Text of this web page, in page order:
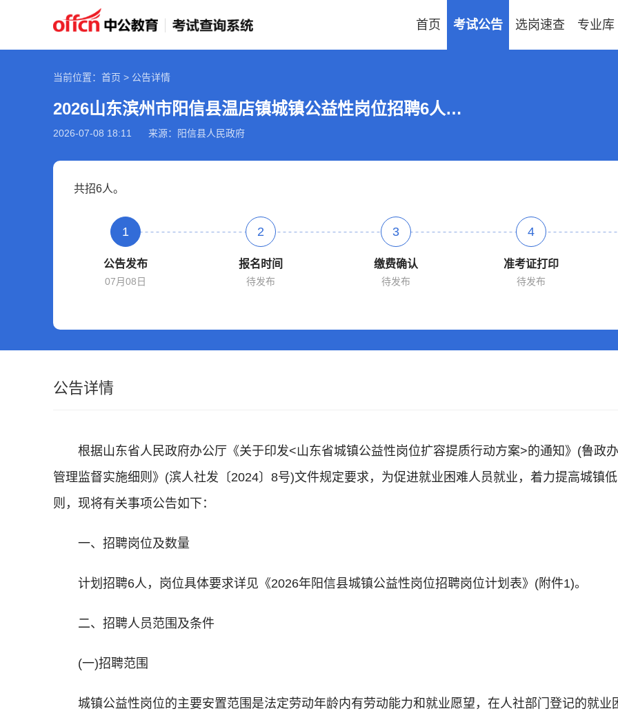
首页 考试公告 选岗速查 专业库
当前位置：首页 > 公告详情
2026山东滨州市阳信县温店镇城镇公益性岗位招聘6人公告
2026-07-08 18:11 来源：阳信县人民政府
共招6人。
1
公告发布
07月08日
2
报名时间
待发布
3
缴费确认
待发布
4
准考证打印
待发布
公告详情
根据山东省人民政府办公厅《关于印发<山东省城镇公益性岗位扩容提质行动方案>的通知》(鲁政
管理监督实施细则》(滨人社发〔2024〕8号)文件规定要求，为促进就业困难人员就业，着力提高城镇
则，现将有关事项公告如下：
一、招聘岗位及数量
计划招聘6人，岗位具体要求详见《2026年阳信县城镇公益性岗位招聘岗位计划表》(附件1)。
二、招聘人员范围及条件
(一)招聘范围
城镇公益性岗位的主要安置范围是法定劳动年龄内有劳动能力和就业愿望，在人社部门登记的就